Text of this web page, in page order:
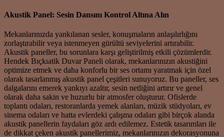
Akustik Panel: Sesin Dansını Kontrol Altına Alın
Mekanlarınızda yankılanan sesler, konuşmaların anlaşılırlığını
zorlaştırabilir veya istenmeyen gürültü seviyelerini artırabilir.
Akustik paneller, bu sorunlara karşı geliştirilmiş etkili çözümlerdir.
Hendek Bıçkıatik Duvar Paneli olarak, mekanlarınızın akustiğini
optimize etmek ve daha konforlu bir ses ortamı yaratmak için özel
olarak tasarlanmış akustik panel çeşitleri sunuyoruz. Bu paneller, ses
dalgalarını emerek yankıyı azaltır, sesin netliğini artırır ve genel
olarak daha sakin ve huzurlu bir atmosfer oluşturur. Ofislerde
toplantı odaları, restoranlarda yemek alanları, müzik stüdyoları, ev
sinema odaları ve hatta evlerdeki çalışma odaları gibi birçok alanda
akustik panellerin faydaları göz ardı edilemez. Estetik tasarımları ile
de dikkat çeken akustik panellerimiz, mekanlarınızın dekorasyonuna